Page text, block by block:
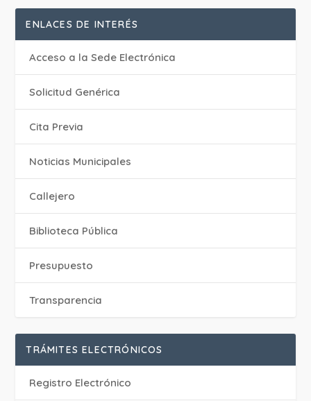
ENLACES DE INTERÉS
Acceso a la Sede Electrónica
Solicitud Genérica
Cita Previa
‎Noticias Municipales
Callejero
Biblioteca Pública
Presupuesto
Transparencia
TRÁMITES ELECTRÓNICOS
Registro Electrónico